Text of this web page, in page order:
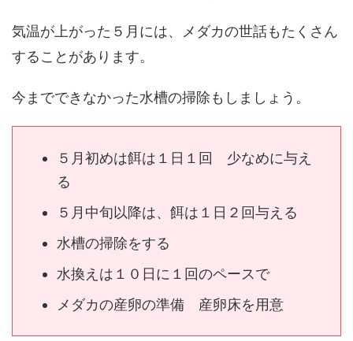
気温が上がった５月には、メダカの世話もたくさん
することがあります。
今までできなかった水槽の掃除もしましょう。
５月初めは餌は１日１回 少なめに与え
る
５月中旬以降は、餌は１日２回与える
水槽の掃除をする
水換えは１０日に１回のペースで
メダカの産卵の準備 産卵床を用意